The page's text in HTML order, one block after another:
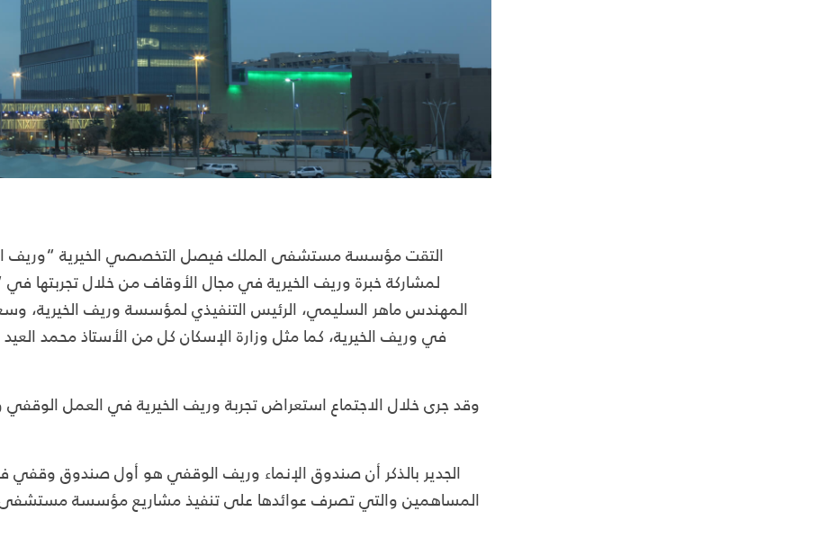
التقت مؤسسة مستشفى الملك فيصل التخصصي الخيرية “وريف
لمشاركة خبرة وريف الخيرية في مجال الأوقاف من خلال تجربتها
المهندس ماهر السليمي، الرئيس التنفيذي لمؤسسة وريف الخيرية،
في وريف الخيرية، كما مثل وزارة الإسكان كل من الأستاذ محمد العيد
وقد جرى خلال الاجتماع استعراض تجربة وريف الخيرية في العمل
الجدير بالذكر أن صندوق الإنماء وريف الوقفي هو أول صندوق وقفي
المساهمين والتي تصرف عوائدها على تنفيذ مشاريع مؤسسة مستشفى